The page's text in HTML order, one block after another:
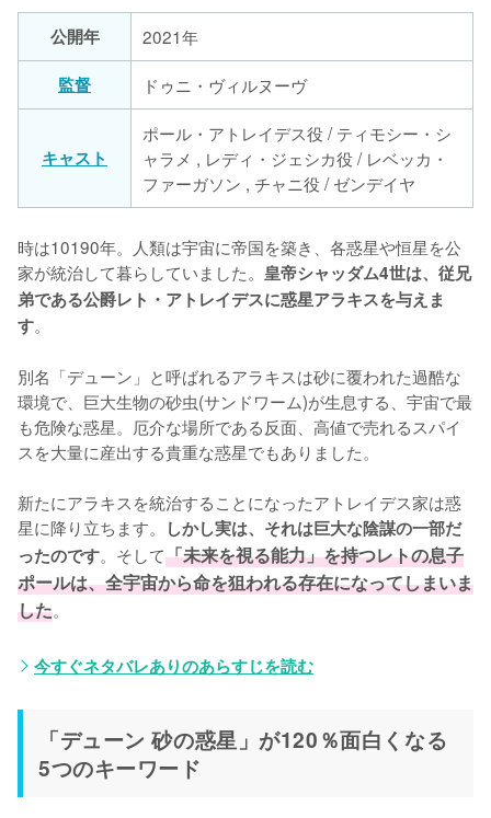
公開年
2021年
監督
ドゥニ・ヴィルヌーヴ
キャスト
ポール・アトレイデス役 / ティモシー・シ
ャラメ , レディ・ジェシカ役 / レベッカ・
ファーガソン , チャニ役 / ゼンデイヤ
時は10190年。人類は宇宙に帝国を築き、各惑星や恒星を公
家が統治して暮らしていました。 皇帝シャッダム4世は、従兄
弟である公爵レト・アトレイデスに惑星アラキスを与えま
す。
別名「デューン」と呼ばれるアラキスは砂に覆われた過酷な
環境で、巨大生物の砂虫(サンドワーム)が生息する、宇宙で最
も危険な惑星。厄介な場所である反面、高値で売れるスパイ
スを大量に産出する貴重な惑星でもありました。
新たにアラキスを統治することになったアトレイデス家は惑
星に降り立ちます。
しかし実は、それは巨大な陰謀の一部だ
ったのです。そして「未来を視る能力」を持つレトの息子
ポールは、全宇宙から命を狙われる存在になってしまいま
した。
今すぐネタバレありのあらすじを読む
「デューン 砂の惑星」が120％面白くなる
5つのキーワード